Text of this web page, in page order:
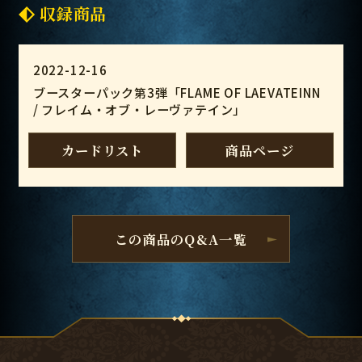
収録商品
2022-12-16
ブースターパック第3弾「FLAME OF LAEVATEINN
/ フレイム・オブ・レーヴァテイン」
カードリスト 商品ページ
この商品のQ&A一覧